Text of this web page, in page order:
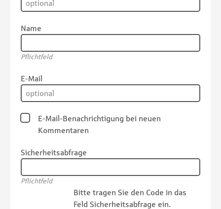
Name
Pflichtfeld
E-Mail
E-Mail-Benachrichtigung bei neuen
Kommentaren
Sicherheitsabfrage
Pflichtfeld
Bitte tragen Sie den Code in das
Feld Sicherheitsabfrage ein.